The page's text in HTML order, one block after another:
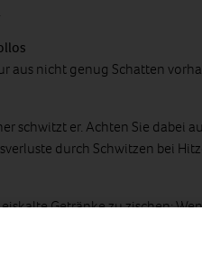
aus nicht genug Schatten
schwitzt er. Achten Sie dabei
durch Schwitzen bei
Getränke zu zischen:
Wärme! Und das